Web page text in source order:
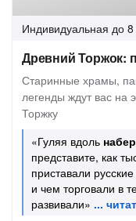
Индивидуальная до 8
Древний Торжок:
Старинные храмы,
легенды ждут вас на
Торжку
«Гуляя вдоль
представите, как
приставали
и чем торговали в
развивали»